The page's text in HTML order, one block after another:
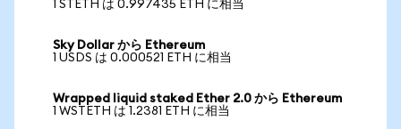
1 STETH は 0.997435 ETH に相当
Sky Dollar から Ethereum
1 USDS は 0.000521 ETH に相当
Wrapped liquid staked Ether 2.0 から Ethereum
1 WSTETH は 1.2381 ETH に相当